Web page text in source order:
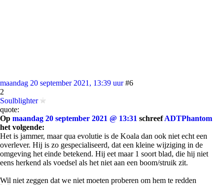
maandag 20 september 2021, 13:39 uur #6
2
Soulblighter
quote:
Op maandag 20 september 2021 @ 13:31 schreefADTPhantom
het volgende:
Het is jammer, maar qua evolutie is de Koala dan ook niet echt een
overlever. Hij is zo gespecialiseerd, dat een kleine wijziging in de
omgeving het einde betekend. Hij eet maar 1 soort blad, die hij niet
eens herkend als voedsel als het niet aan een boom/struik zit.
Wil niet zeggen dat we niet moeten proberen om hem te redden